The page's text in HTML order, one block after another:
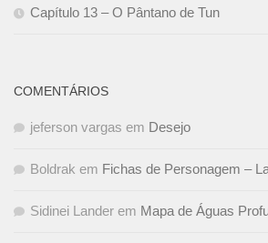
Capítulo 13 – O Pântano de Tun
COMENTÁRIOS
jeferson vargas em Desejo
Boldrak em Fichas de Personagem –
Sidinei Lander em Mapa de Águas